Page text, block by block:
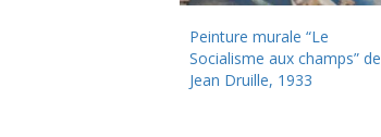
Peinture murale “Le
Socialisme aux champs” de
Jean Druille, 1933